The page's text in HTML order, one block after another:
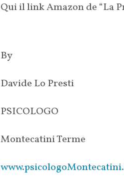
Qui il link Amazon de “La
By
Davide Lo Presti
PSICOLOGO
Montecatini Terme